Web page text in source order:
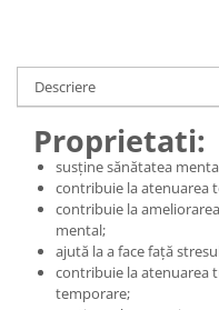
Memorie
Somn usor
Produse sanatate sexuala
Produse pentru Ea
Potenta barbati
Produse pentru sportivi
Proteine
Suplimente fitness
Produse instant
Lapte
Paste
Snacksuri
Superalimente
Atelierul de cafea si ceaiuri
Cafea
Ceaiuri simple
Descriere
Proprietati:
susține sănătatea
contribuie la atenuarea
contribuie la
mental;
ajută la a face față
contribuie la atenuarea
temporare;